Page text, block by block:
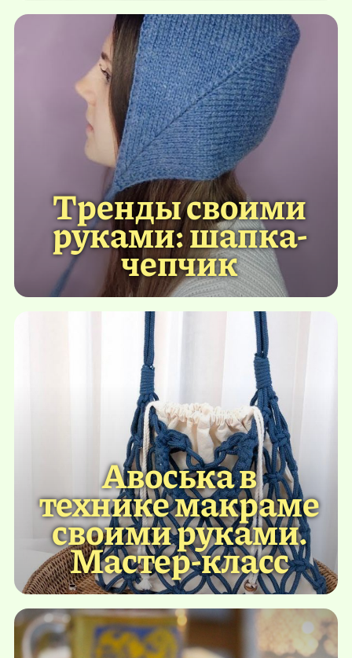
Тренды своими
руками: шапка-
чепчик
Авоська в
технике макраме
своими руками.
Мастер-класс